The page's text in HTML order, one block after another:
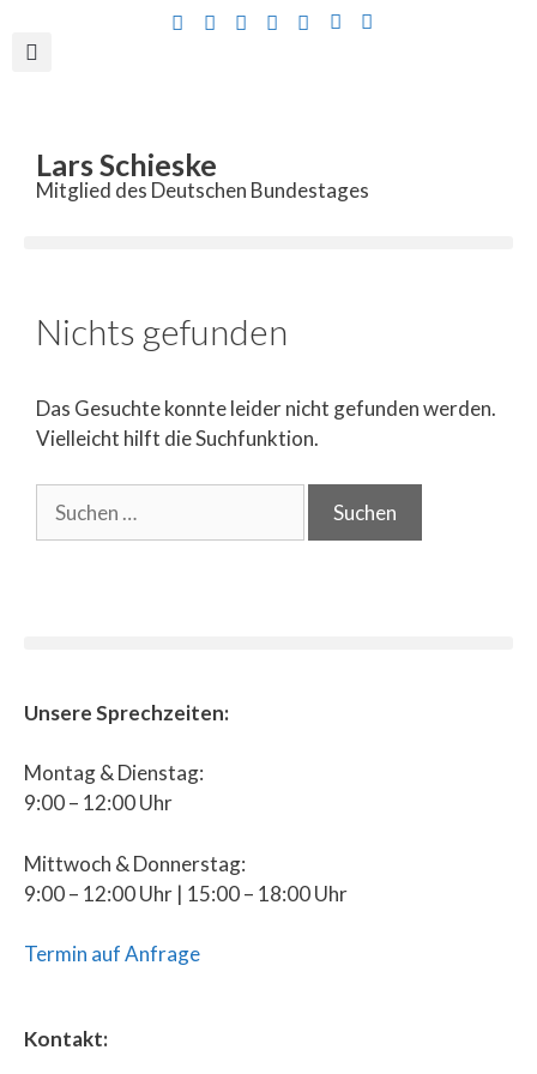
Lars Schieske
Mitglied des Deutschen Bundestages
Nichts gefunden
Das Gesuchte konnte leider nicht gefunden werden.
Vielleicht hilft die Suchfunktion.
Unsere Sprechzeiten:
Montag & Dienstag:
9:00 – 12:00 Uhr
Mittwoch & Donnerstag:
9:00 – 12:00 Uhr | 15:00 – 18:00 Uhr
Termin auf Anfrage
Kontakt: